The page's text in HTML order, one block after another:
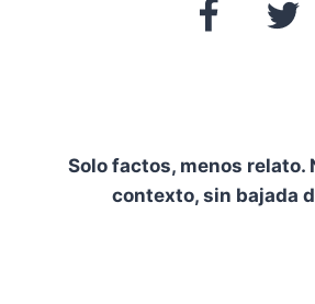
Solo factos, menos relato.
contexto, sin bajada